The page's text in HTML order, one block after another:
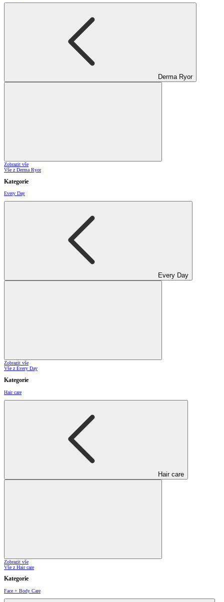
Derma Ryor
Zobrazit vše
Vše z Derma Ryor
Kategorie
Every Day
Every Day
Zobrazit vše
Vše z Every Day
Kategorie
Hair care
Hair care
Zobrazit vše
Vše z Hair care
Kategorie
Face + Body Care